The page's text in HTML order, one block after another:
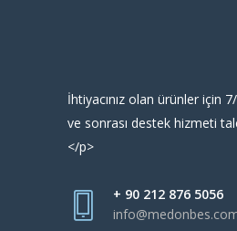
İhtiyacınız olan ürünler için
ve sonrası destek hizmeti
</p>
+ 90 212 876 5056